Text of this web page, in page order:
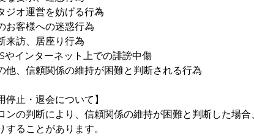
ジオ運営を妨げる行為
お客様への迷惑行為
来訪、居座り行為
やインターネット上での誹謗中傷
他、信頼関係の維持が困難と判断される行為
停止・退会について】
ンの判断により、信頼関係の維持が困難と判断した場
することがあります。